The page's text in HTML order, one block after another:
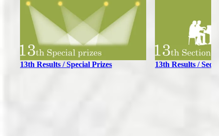
13th Results / Special Prizes 13th Results /